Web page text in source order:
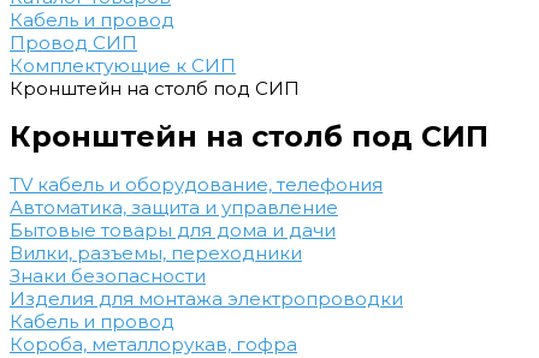
Кабель и провод
Провод СИП
Комплектующие к СИП
Кронштейн на столб под СИП
Кронштейн на столб под СИП
TV кабель и оборудование, телефония
Автоматика, защита и управление
Бытовые товары для дома и дачи
Вилки, разъемы, переходники
Знаки безопасности
Изделия для монтажа электропроводки
Кабель и провод
Короба, металлорукав, гофра